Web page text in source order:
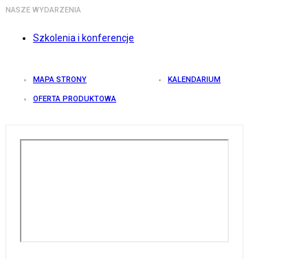
NASZE WYDARZENIA
Szkolenia i konferencje
MAPA STRONY KALENDARIUM
OFERTA PRODUKTOWA